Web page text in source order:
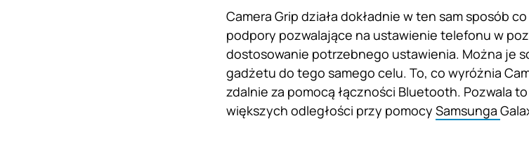
Camera Grip działa dokładnie w ten sam sposób
podpory pozwalające na ustawienie telefonu w
dostosowanie potrzebnego ustawienia. Można je
gadżetu do tego samego celu. To, co wyróżnia
zdalnie za pomocą łączności Bluetooth. Pozwala
większych odległości przy pomocy Samsunga